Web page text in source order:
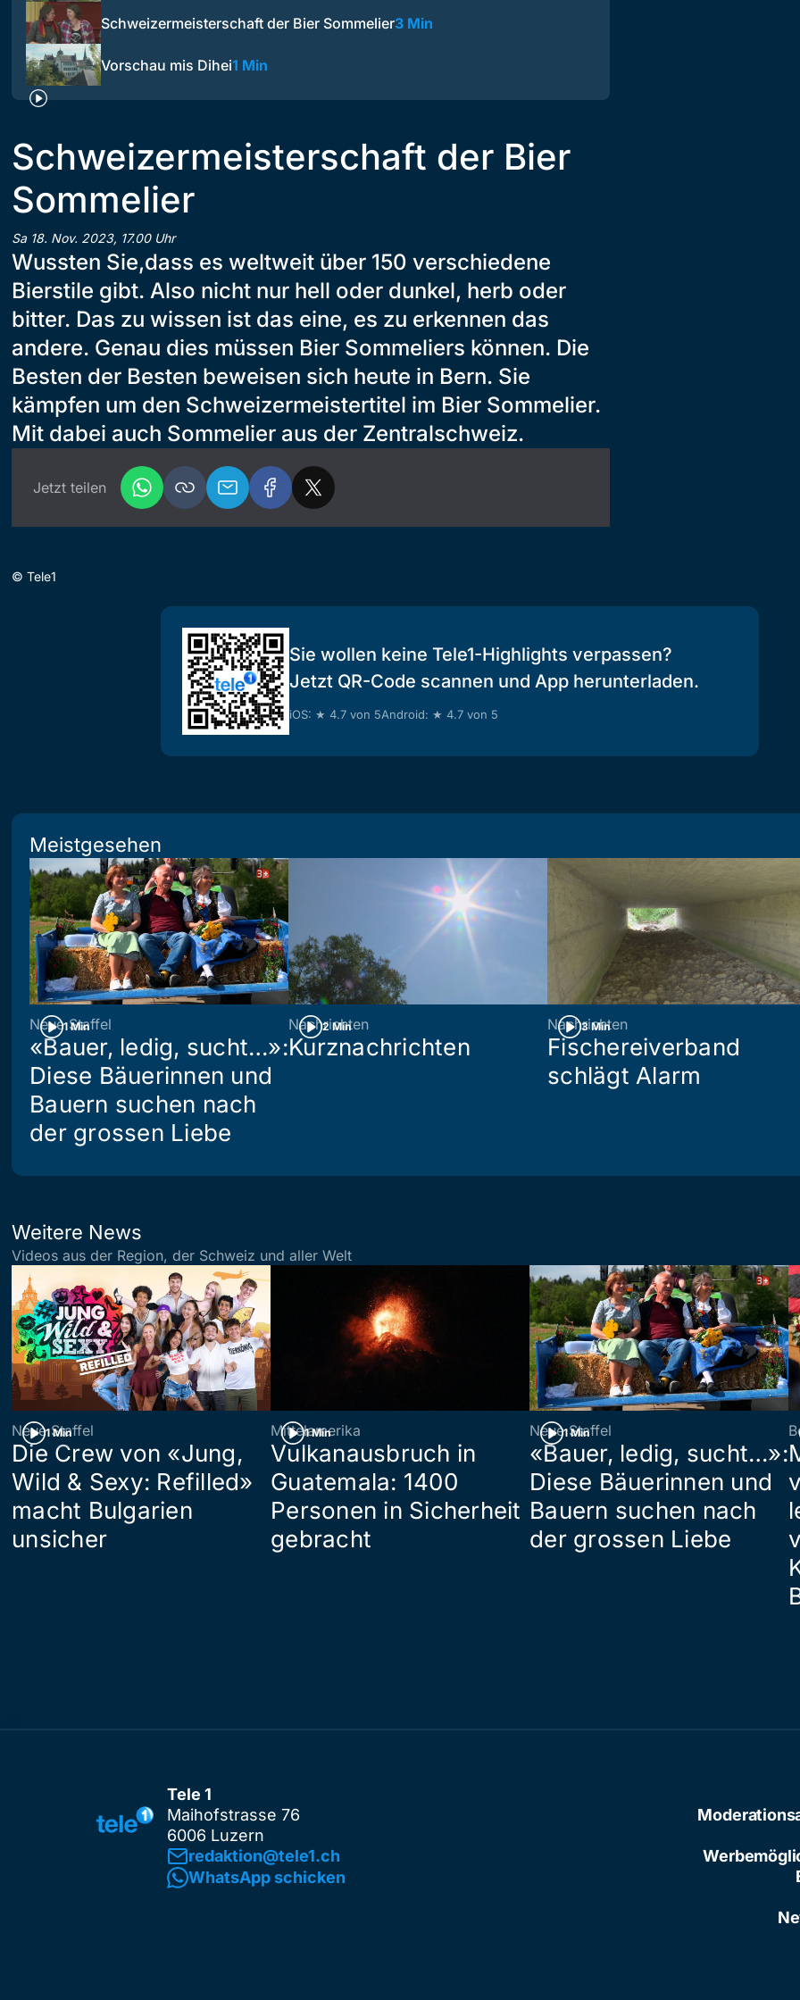
Schweizermeisterschaft der Bier Sommelier3 Min
Vorschau mis Dihei1 Min
Schweizermeisterschaft der Bier
Sommelier
Sa 18. Nov. 2023, 17.00 Uhr
Wussten Sie,dass es weltweit über 150 verschiedene
Bierstile gibt. Also nicht nur hell oder dunkel, herb oder
bitter. Das zu wissen ist das eine, es zu erkennen das
andere. Genau dies müssen Bier Sommeliers können. Die
Besten der Besten beweisen sich heute in Bern. Sie
kämpfen um den Schweizermeistertitel im Bier Sommelier.
Mit dabei auch Sommelier aus der Zentralschweiz.
Jetzt teilen
© Tele1
Sie wollen keine Tele1-Highlights verpassen?
Jetzt QR-Code scannen und App herunterladen.
iOS: ★ 4.7 von 5Android: ★ 4.7 von 5
Meistgesehen
1 Min
Neue Staffel
«Bauer, ledig, sucht…»:
Diese Bäuerinnen und
Bauern suchen nach
der grossen Liebe
2 Min
Nachrichten
Kurznachrichten
3 Min
Nachrichten
Fischereiverband
schlägt Alarm
Weitere News
Videos aus der Region, der Schweiz und aller Welt
1 Min
Neue Staffel
Die Crew von «Jung,
Wild & Sexy: Refilled»
macht Bulgarien
unsicher
1 Min
Mittelamerika
Vulkanausbruch in
Guatemala: 1400
Personen in Sicherheit
gebracht
1 Min
Neue Staffel
«Bauer, ledig, sucht…»:
Diese Bäuerinnen und
Bauern suchen nach
der grossen Liebe
Tele 1
Maihofstrasse 76
6006 Luzern
redaktion@tele1.ch
WhatsApp schicken